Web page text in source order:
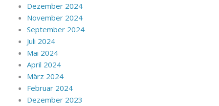
Dezember 2024
November 2024
September 2024
Juli 2024
Mai 2024
April 2024
März 2024
Februar 2024
Dezember 2023